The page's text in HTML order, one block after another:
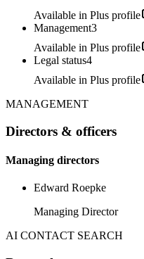
Available in Plus profile
Management3
Available in Plus profile
Legal status4
Available in Plus profile
MANAGEMENT
Directors & officers
Managing directors
Edward Roepke
Managing Director
AI CONTACT SEARCH